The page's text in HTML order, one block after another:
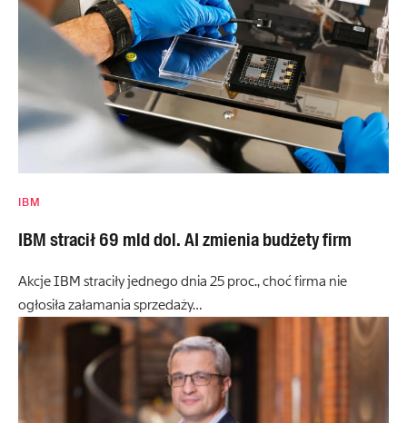
IBM
IBM stracił 69 mld dol. AI zmienia budżety firm
Akcje IBM straciły jednego dnia 25 proc., choć firma nie
ogłosiła załamania sprzedaży…